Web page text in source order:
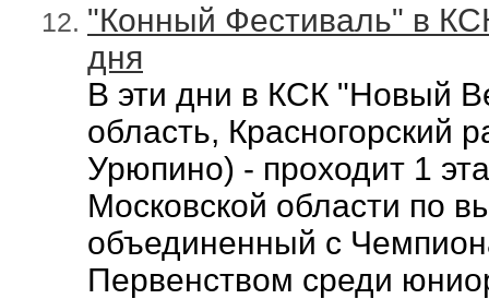
"Конный Фестиваль" в
дня
В эти дни в КСК "Новый
область, Красногорский
Урюпино) - проходит 1
Московской области по
объединенный с
Первенством среди